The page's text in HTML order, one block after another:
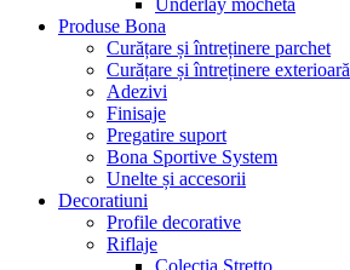
Underlay mochetă
Produse Bona
Curățare și întreținere parchet
Curățare și întreținere exterioară
Adezivi
Finisaje
Pregatire suport
Bona Sportive System
Unelte și accesorii
Decoratiuni
Profile decorative
Riflaje
Colecția Stretto